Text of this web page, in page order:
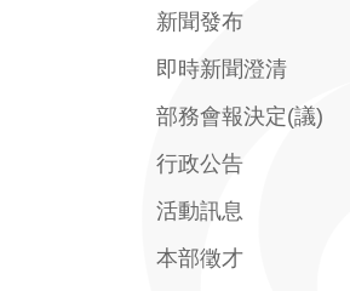
新聞發布
即時新聞澄清
部務會報決定(議)
行政公告
活動訊息
本部徵才